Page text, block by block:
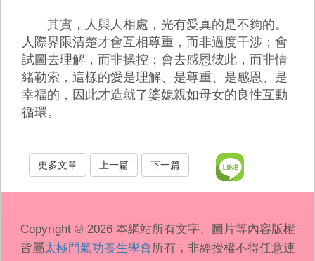
其實，人與人相處，光有愛真的是不夠的。
人際界限清楚才會互相尊重，而非過度干涉；會
試圖去理解，而非操控；會去感恩彼此，而非情
緒勒索，這樣的愛是理解、是尊重、是感恩、是
幸福的，因此才造就了婆媳親如母女的良性互動
循環。
更多文章 上一篇 下一篇
Copyright © 2026 本網站所有文字、圖片等內容版權
皆屬太極門氣功養生學會所有，非經授權不得任意連